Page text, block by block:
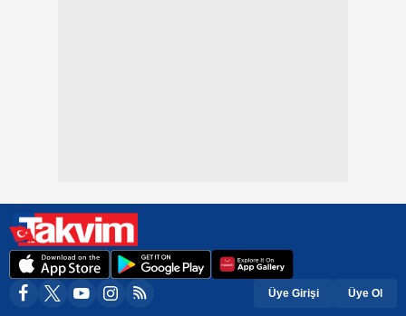
Üye Girişi Üye Ol